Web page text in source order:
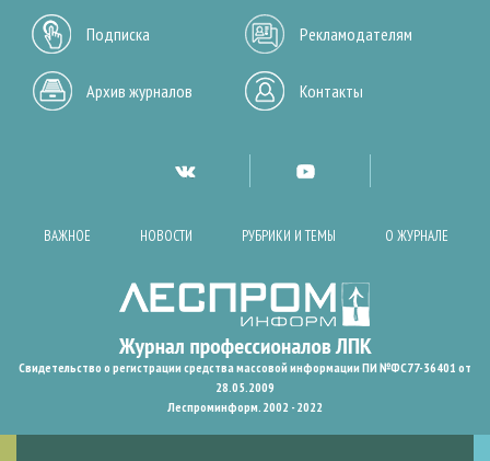
Подписка Рекламодателям
Архив журналов Контакты
ВАЖНОЕ НОВОСТИ РУБРИКИ И ТЕМЫ О ЖУРНАЛЕ
Свидетельство о регистрации средства массовой информации ПИ №ФС77-36401 от
28.05.2009
Леспроминформ. 2002 - 2022